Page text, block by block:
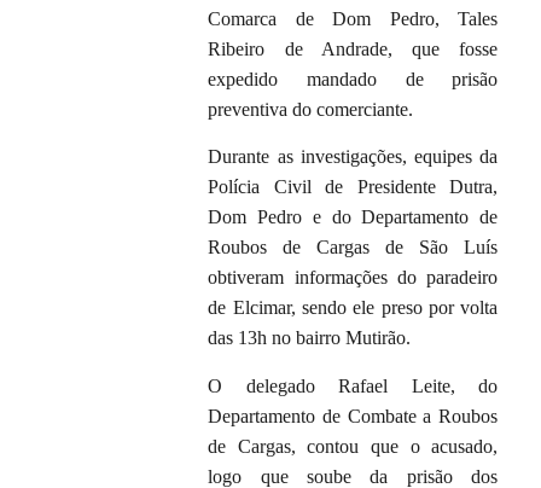
Comarca de Dom Pedro, Tales
Ribeiro de Andrade, que fosse
expedido mandado de prisão
preventiva do comerciante.
Durante as investigações, equipes da
Polícia Civil de Presidente Dutra,
Dom Pedro e do Departamento de
Roubos de Cargas de São Luís
obtiveram informações do paradeiro
de Elcimar, sendo ele preso por volta
das 13h no bairro Mutirão.
O delegado Rafael Leite, do
Departamento de Combate a Roubos
de Cargas, contou que o acusado,
logo que soube da prisão dos